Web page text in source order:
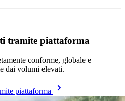
tramite piattaforma
conforme, globale e
dai volumi elevati.
piattaforma